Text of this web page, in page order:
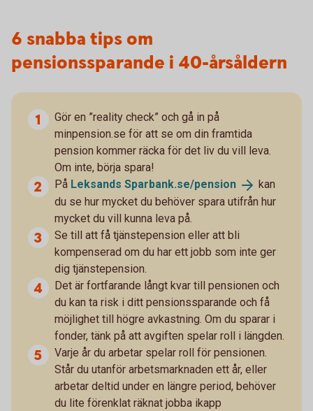
6 snabba tips om
pensionssparande i 40-årsåldern
Gör en ”reality check” och gå in på
minpension.se för att se om din framtida
pension kommer räcka för det liv du vill leva.
Om inte, börja spara!
På Leksands Sparbank.se/pension
kan
du se hur mycket du behöver spara utifrån hur
mycket du vill kunna leva på.
Se till att få tjänstepension eller att bli
kompenserad om du har ett jobb som inte ger
dig tjänstepension.
Det är fortfarande långt kvar till pensionen och
du kan ta risk i ditt pensionssparande och få
möjlighet till högre avkastning. Om du sparar i
fonder, tänk på att avgiften spelar roll i längden.
Varje år du arbetar spelar roll för pensionen.
Står du utanför arbetsmarknaden ett år, eller
arbetar deltid under en längre period, behöver
du lite förenklat räknat jobba ikapp